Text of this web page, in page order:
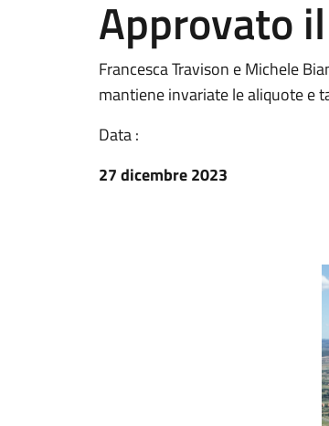
Approvato
Francesca Travison e Michele
mantiene invariate le aliquote e
Data :
27 dicembre 2023